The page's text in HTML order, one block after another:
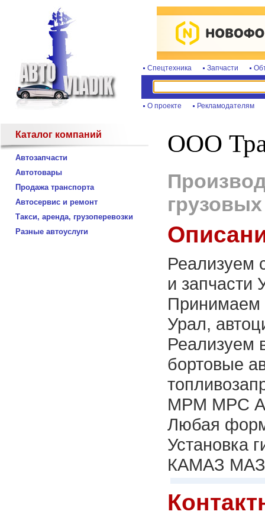
Спецтехника Запчасти
О проекте Рекламодателям
Каталог компаний
Автозапчасти
Автотовары
Продажа транспорта
Автосервис и ремонт
Такси, аренда, грузоперевозки
Разные автоуслуги
ООО
Реализуем
и запчасти
Принимаем
Урал,
Реализуем
бортовые
МРМ МРС
Любая
Установка
КАМАЗ